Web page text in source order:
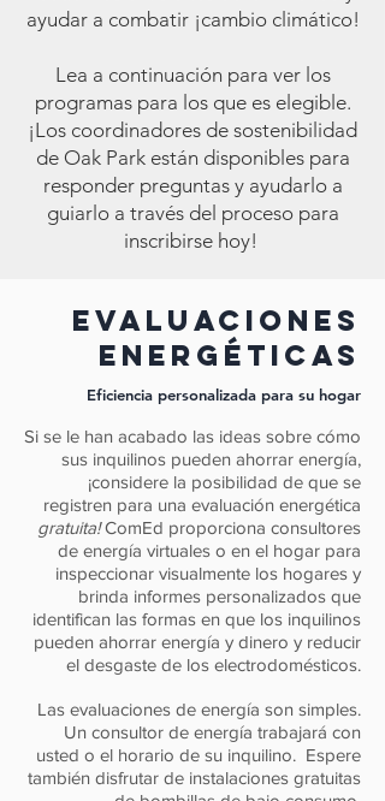
ayudar a combatir ¡cambio climático!
Lea a continuación para ver los
programas para los que es elegible.
¡Los coordinadores de sostenibilidad
de Oak Park están disponibles para
responder preguntas y ayudarlo a
guiarlo a través del proceso para
inscribirse hoy!
evaluaciones
energéticas
Eficiencia personalizada para su hogar
Si se le han acabado las ideas sobre cómo
sus inquilinos pueden ahorrar energía,
¡considere la posibilidad de que se
registren para una evaluación energética
gratuita!ComEd proporciona consultores
de energía virtuales o en el hogar para
inspeccionar visualmente los hogares y
brinda informes personalizados que
identifican las formas en que los inquilinos
pueden ahorrar energía y dinero y reducir
el desgaste de los electrodomésticos.
Las evaluaciones de energía son simples.
Un consultor de energía trabajará con
usted o el horario de su inquilino. Espere
también disfrutar de instalaciones gratuitas